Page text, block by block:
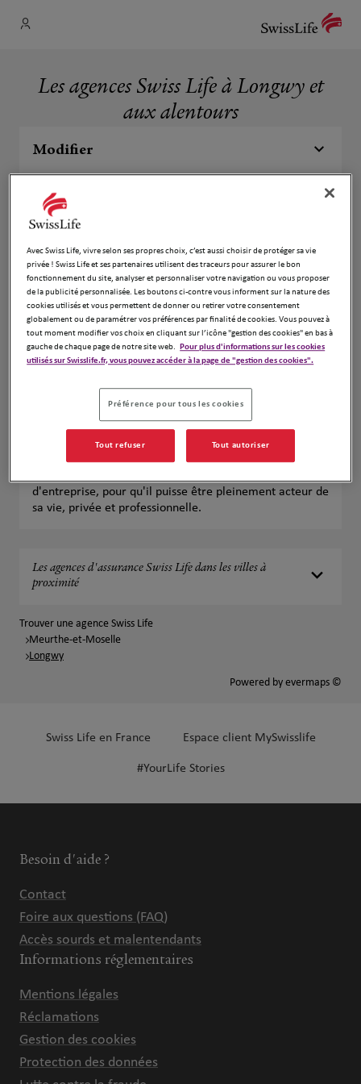
Les agences Swiss Life à Longwy et
aux alentours
Modifier
Il n'y a aucune agence Swiss Life dans votre zone de
recherche.
Vos agences d'assurances Swiss Life à
Longwy
globale de vos besoins en assurance vie, épargne
retraite, complémentaire santé et assurance
prévoyance, assurances professionnelles...
Par notre conseil personnalisé, nous accompagnons
d'entreprise, pour qu'il puisse être pleinement acteur de
sa vie, privée et professionnelle.
Les agences d'assurance Swiss Life dans les villes à
proximité
Trouver une agence Swiss Life
Meurthe-et-Moselle
Longwy
Powered by evermaps ©
Swiss Life en France Espace client MySwisslife
#YourLife Stories
Besoin d'aide ?
Contact
Foire aux questions (FAQ)
Accès sourds et malentendants
Informations réglementaires
Mentions légales
Réclamations
Gestion des cookies
Protection des données
Avec Swiss Life, vivre selon ses propres choix, c’est aussi choisir de protéger sa vie
privée ! Swiss Life et ses partenaires utilisent des traceurs pour assurer le bon
fonctionnement du site, analyser et personnaliser votre navigation ou vous proposer
de la publicité personnalisée. Les boutons ci-contre vous informent sur la nature des
cookies utilisés et vous permettent de donner ou retirer votre consentement
globalement ou de paramétrer vos préférences par finalité de cookies. Vous pouvez à
tout moment modifier vos choix en cliquant sur l’icône "gestion des cookies" en bas à
gauche de chaque page de notre site web. Pour plus d'informations sur les cookies
utilisés sur Swisslife.fr, vous pouvez accéder à la page de "gestion des cookies".
Préférence pour tous les cookies
Tout refuser Tout autoriser